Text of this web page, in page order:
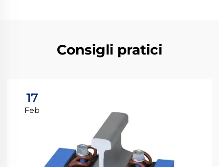
Consigli pratici
17
Feb